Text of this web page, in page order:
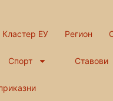
Кластер ЕУ Регион
Спорт Ставови